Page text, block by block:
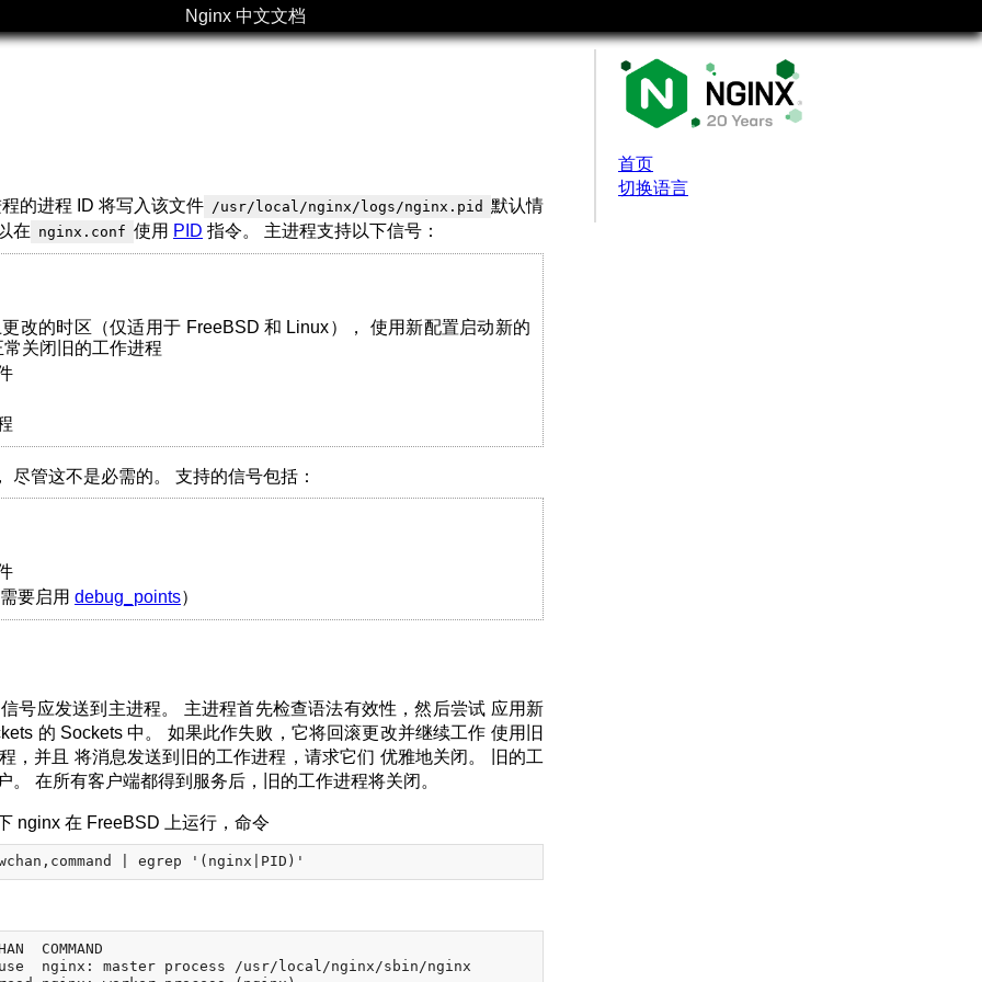
Nginx 中文文档
首页
切换语言
的进程 ID 将写入该文件
/usr/local/nginx/logs/nginx.pid 默认情
在 nginx.conf 使用 PID 指令。 主进程支持以下信号：
改的时区（仅适用于 FreeBSD 和 Linux）， 使用新配置启动新的
关闭旧的工作进程
管这不是必需的。 支持的信号包括：
要启用 debug_points）
号应发送到主进程。 主进程首先检查语法有效性，然后尝试 应用新
的 Sockets 中。 如果此作失败，它将回滚更改并继续工作 使用旧
，并且 将消息发送到旧的工作进程，请求它们 优雅地关闭。 旧的工
在所有客户端都得到服务后，旧的工作进程将关闭。
nginx 在 FreeBSD 上运行，命令
COMMAND
nginx: master process /usr/local/nginx/sbin/nginx